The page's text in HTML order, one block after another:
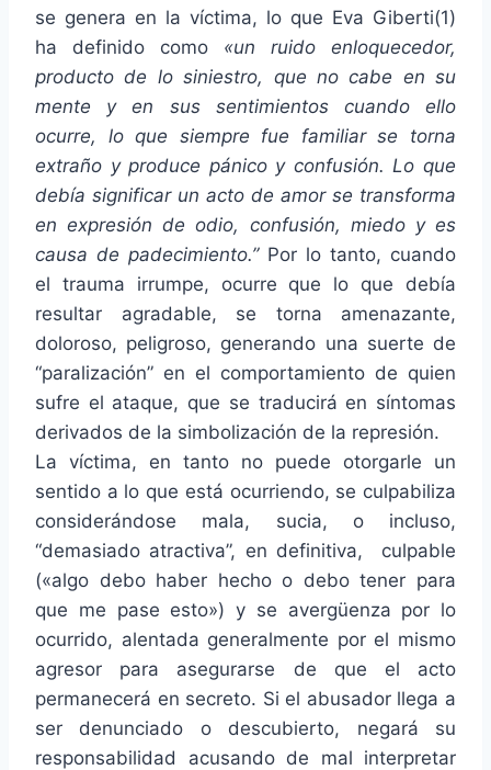
se genera en la víctima, lo que Eva Giberti(1)
ha definido como «un ruido enloquecedor,
producto de lo siniestro, que no cabe en su
mente y en sus sentimientos cuando ello
ocurre, lo que siempre fue familiar se torna
extraño y produce pánico y confusión. Lo que
debía significar un acto de amor se transforma
en expresión de odio, confusión, miedo y es
causa de padecimiento.”Por lo tanto, cuando
el trauma irrumpe, ocurre que lo que debía
resultar agradable, se torna amenazante,
doloroso, peligroso, generando una suerte de
“paralización” en el comportamiento de quien
sufre el ataque, que se traducirá en síntomas
derivados de la simbolización de la represión.
La víctima, en tanto no puede otorgarle un
sentido a lo que está ocurriendo, se culpabiliza
considerándose mala, sucia, o incluso,
“demasiado atractiva”, en definitiva, culpable
(«algo debo haber hecho o debo tener para
que me pase esto») y se avergüenza por lo
ocurrido, alentada generalmente por el mismo
agresor para asegurarse de que el acto
permanecerá en secreto. Si el abusador llega a
ser denunciado o descubierto, negará su
responsabilidad acusando de mal interpretar